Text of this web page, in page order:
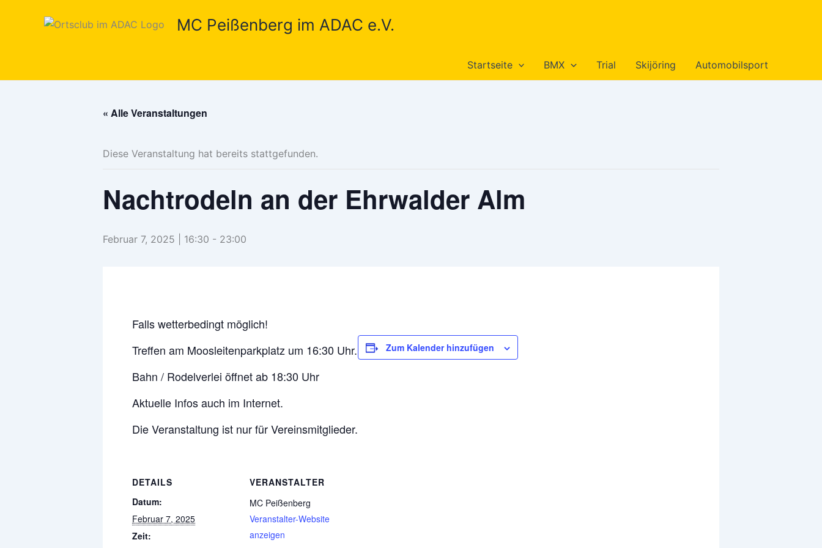
MC Peißenberg im ADAC e.V.
Startseite BMX Trial Skijöring Automobilsport
« Alle Veranstaltungen
Diese Veranstaltung hat bereits stattgefunden.
Nachtrodeln an der Ehrwalder Alm
Februar 7, 2025 | 16:30 - 23:00
Falls wetterbedingt möglich!
Treffen am Moosleitenparkplatz um 16:30 Uhr.
Bahn / Rodelverlei öffnet ab 18:30 Uhr
Aktuelle Infos auch im Internet.
Die Veranstaltung ist nur für Vereinsmitglieder.
Zum Kalender hinzufügen
DETAILS
Datum:
Februar 7, 2025
Zeit:
VERANSTALTER
MC Peißenberg
Veranstalter-Website
anzeigen